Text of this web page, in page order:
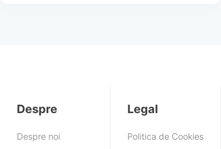
Despre
Despre noi
Legal
Politica de Cookies